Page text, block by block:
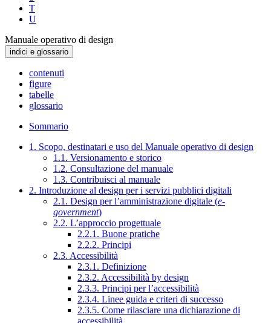
T
U
Manuale operativo di design
indici e glossario
contenuti
figure
tabelle
glossario
Sommario
1. Scopo, destinatari e uso del Manuale operativo di design
1.1. Versionamento e storico
1.2. Consultazione del manuale
1.3. Contribuisci al manuale
2. Introduzione al design per i servizi pubblici digitali
2.1. Design per l’amministrazione digitale (e-
government)
2.2. L’approccio progettuale
2.2.1. Buone pratiche
2.2.2. Principi
2.3. Accessibilità
2.3.1. Definizione
2.3.2. Accessibilità by design
2.3.3. Principi per l’accessibilità
2.3.4. Linee guida e criteri di successo
2.3.5. Come rilasciare una dichiarazione di
accessibilità